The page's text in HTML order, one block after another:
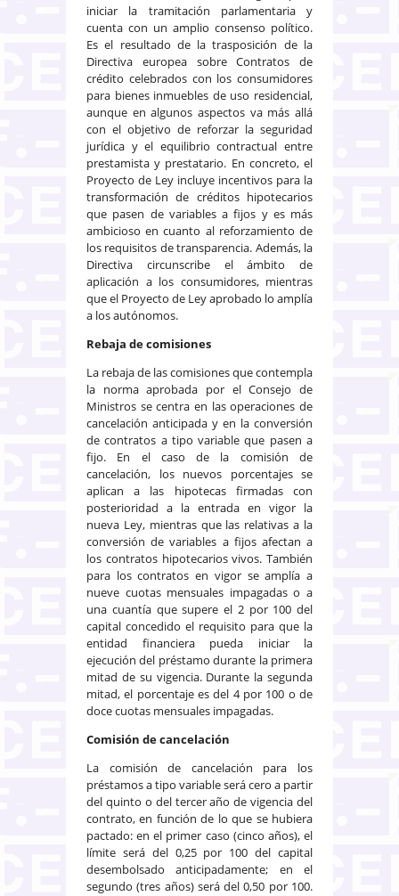
iniciar la tramitación parlamentaria y
cuenta con un amplio consenso político.
Es el resultado de la trasposición de la
Directiva europea sobre Contratos de
crédito celebrados con los consumidores
para bienes inmuebles de uso residencial,
aunque en algunos aspectos va más allá
con el objetivo de reforzar la seguridad
jurídica y el equilibrio contractual entre
prestamista y prestatario. En concreto, el
Proyecto de Ley incluye incentivos para la
transformación de créditos hipotecarios
que pasen de variables a fijos y es más
ambicioso en cuanto al reforzamiento de
los requisitos de transparencia. Además, la
Directiva circunscribe el ámbito de
aplicación a los consumidores, mientras
que el Proyecto de Ley aprobado lo amplía
a los autónomos.
Rebaja de comisiones
La rebaja de las comisiones que contempla
la norma aprobada por el Consejo de
Ministros se centra en las operaciones de
cancelación anticipada y en la conversión
de contratos a tipo variable que pasen a
fijo. En el caso de la comisión de
cancelación, los nuevos porcentajes se
aplican a las hipotecas firmadas con
posterioridad a la entrada en vigor la
nueva Ley, mientras que las relativas a la
conversión de variables a fijos afectan a
los contratos hipotecarios vivos. También
para los contratos en vigor se amplía a
nueve cuotas mensuales impagadas o a
una cuantía que supere el 2 por 100 del
capital concedido el requisito para que la
entidad financiera pueda iniciar la
ejecución del préstamo durante la primera
mitad de su vigencia. Durante la segunda
mitad, el porcentaje es del 4 por 100 o de
doce cuotas mensuales impagadas.
Comisión de cancelación
La comisión de cancelación para los
préstamos a tipo variable será cero a partir
del quinto o del tercer año de vigencia del
contrato, en función de lo que se hubiera
pactado: en el primer caso (cinco años), el
límite será del 0,25 por 100 del capital
desembolsado anticipadamente; en el
segundo (tres años) será del 0,50 por 100.